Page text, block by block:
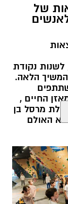
ונגישה,
ואמר
עמוקה
תושב
תרבותית
אהובות
שמרחיבים את
של
נקודת
הלאה.
החיים ,
מרסל בן
האולם
הרבה יותר